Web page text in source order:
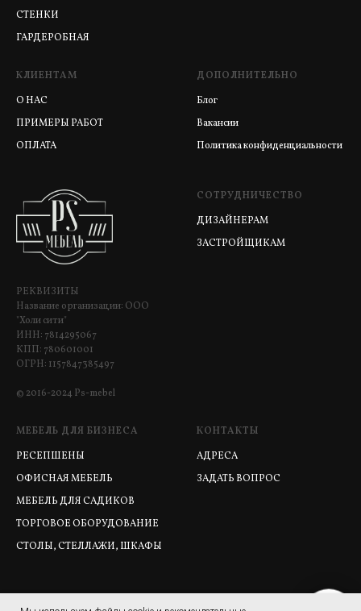
СТЕНКИ
ГАРДЕРОБНАЯ
КЛИЕНТАМ
О НАС
ПРИМЕРЫ РАБОТ
ОПЛАТА
ДОПОЛНИТЕЛЬНО
Блог
Вакансии
Политика конфиденциальности
РЕКВИЗИТЫ
Название организации: ООО
"Холи сити"
ИНН: 7814295067
КПП: 780601001
ОГРН: 1157847385497
© 2016-2024 Ps-mebel
СОТРУДНИЧЕСТВО
ДИЗАЙНЕРАМ
ЗАСТРОЙЩИКАМ
МЕБЕЛЬ ДЛЯ БИЗНЕСА
РЕСЕПШЕНЫ
ОФИСНАЯ МЕБЕЛЬ
МЕБЕЛЬ ДЛЯ САДИКОВ
ТОРГОВОЕ ОБОРУДОВАНИЕ
СТОЛЫ, СТЕЛЛАЖИ, ШКАФЫ
КОНТАКТЫ
АДРЕСА
ЗАДАТЬ ВОПРОС